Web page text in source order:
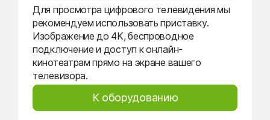
Для просмотра цифрового телевидения мы
рекомендуем использовать приставку.
Изображение до 4K, беспроводное
подключение и доступ к онлайн-
кинотеатрам прямо на экране вашего
телевизора.
К оборудованию